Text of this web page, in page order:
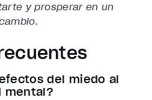
y prosperar en un
del miedo al
mental?